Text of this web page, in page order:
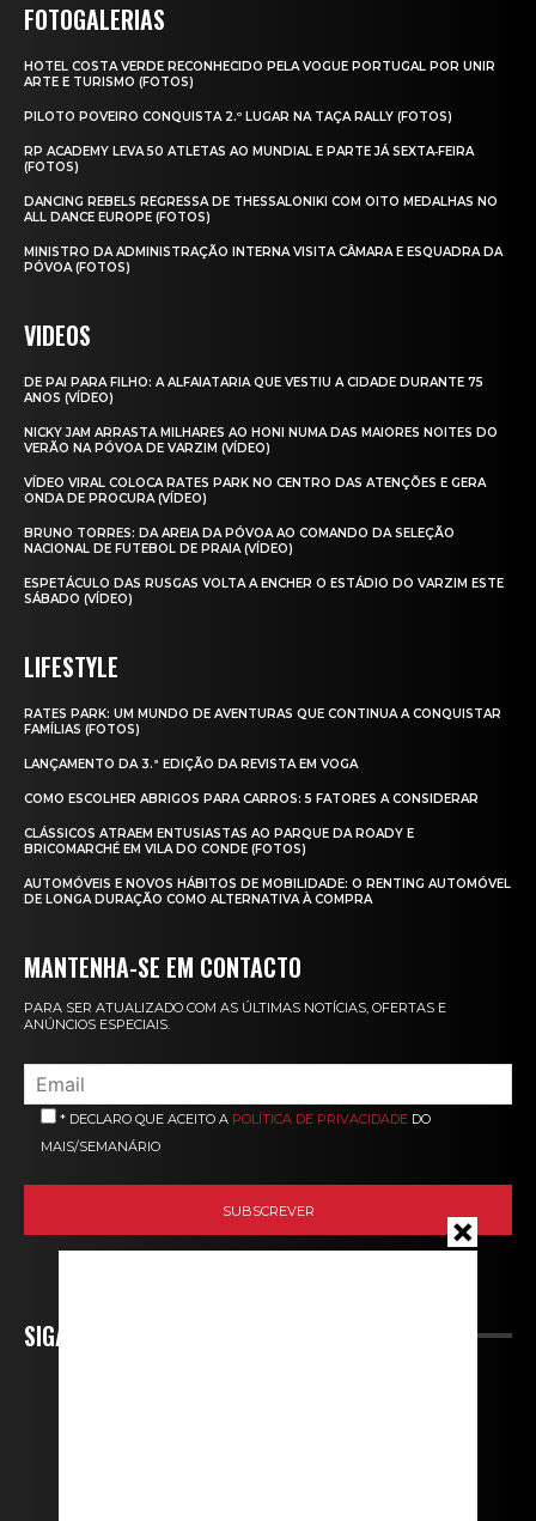
FOTOGALERIAS
HOTEL COSTA VERDE RECONHECIDO PELA VOGUE PORTUGAL POR UNIR
ARTE E TURISMO (FOTOS)
PILOTO POVEIRO CONQUISTA 2.º LUGAR NA TAÇA RALLY (FOTOS)
RP ACADEMY LEVA 50 ATLETAS AO MUNDIAL E PARTE JÁ SEXTA‑FEIRA
(FOTOS)
DANCING REBELS REGRESSA DE THESSALONIKI COM OITO MEDALHAS NO
ALL DANCE EUROPE (FOTOS)
MINISTRO DA ADMINISTRAÇÃO INTERNA VISITA CÂMARA E ESQUADRA DA
PÓVOA (FOTOS)
VIDEOS
DE PAI PARA FILHO: A ALFAIATARIA QUE VESTIU A CIDADE DURANTE 75
ANOS (VÍDEO)
NICKY JAM ARRASTA MILHARES AO HONI NUMA DAS MAIORES NOITES DO
VERÃO NA PÓVOA DE VARZIM (VÍDEO)
VÍDEO VIRAL COLOCA RATES PARK NO CENTRO DAS ATENÇÕES E GERA
ONDA DE PROCURA (VÍDEO)
BRUNO TORRES: DA AREIA DA PÓVOA AO COMANDO DA SELEÇÃO
NACIONAL DE FUTEBOL DE PRAIA (VÍDEO)
ESPETÁCULO DAS RUSGAS VOLTA A ENCHER O ESTÁDIO DO VARZIM ESTE
SÁBADO (VÍDEO)
LIFESTYLE
RATES PARK: UM MUNDO DE AVENTURAS QUE CONTINUA A CONQUISTAR
FAMÍLIAS (FOTOS)
LANÇAMENTO DA 3.ª EDIÇÃO DA REVISTA EM VOGA
COMO ESCOLHER ABRIGOS PARA CARROS: 5 FATORES A CONSIDERAR
CLÁSSICOS ATRAEM ENTUSIASTAS AO PARQUE DA ROADY E
BRICOMARCHÉ EM VILA DO CONDE (FOTOS)
AUTOMÓVEIS E NOVOS HÁBITOS DE MOBILIDADE: O RENTING AUTOMÓVEL
DE LONGA DURAÇÃO COMO ALTERNATIVA À COMPRA
MANTENHA-SE EM CONTACTO
PARA SER ATUALIZADO COM AS ÚLTIMAS NOTÍCIAS, OFERTAS E
ANÚNCIOS ESPECIAIS.
* DECLARO QUE ACEITO A POLÍTICA DE PRIVACIDADE DO
MAIS/SEMANÁRIO
SIGA-NOS